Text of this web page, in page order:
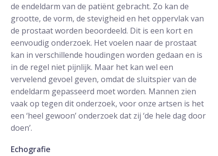
de endeldarm van de patiënt gebracht. Zo kan de
grootte, de vorm, de stevigheid en het oppervlak van
de prostaat worden beoordeeld. Dit is een kort en
eenvoudig onderzoek. Het voelen naar de prostaat
kan in verschillende houdingen worden gedaan en is
in de regel niet pijnlijk. Maar het kan wel een
vervelend gevoel geven, omdat de sluitspier van de
endeldarm gepasseerd moet worden. Mannen zien
vaak op tegen dit onderzoek, voor onze artsen is het
een ‘heel gewoon’ onderzoek dat zij ‘de hele dag door
doen’.
Echografie